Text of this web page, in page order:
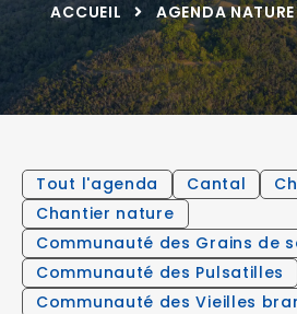
ACCUEIL AGENDA NATURE
Tout l'agenda Cantal
Chantier nature
Communauté des Grains de
Communauté des Pulsatilles
Communauté des Vieilles